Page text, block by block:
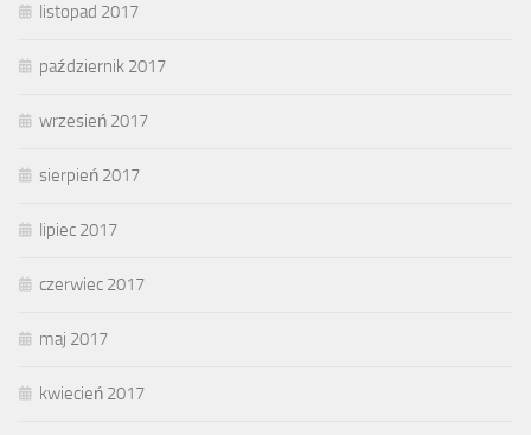
listopad 2017
październik 2017
wrzesień 2017
sierpień 2017
lipiec 2017
czerwiec 2017
maj 2017
kwiecień 2017